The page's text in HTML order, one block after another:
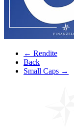
← Rendite
Back
Small Caps →